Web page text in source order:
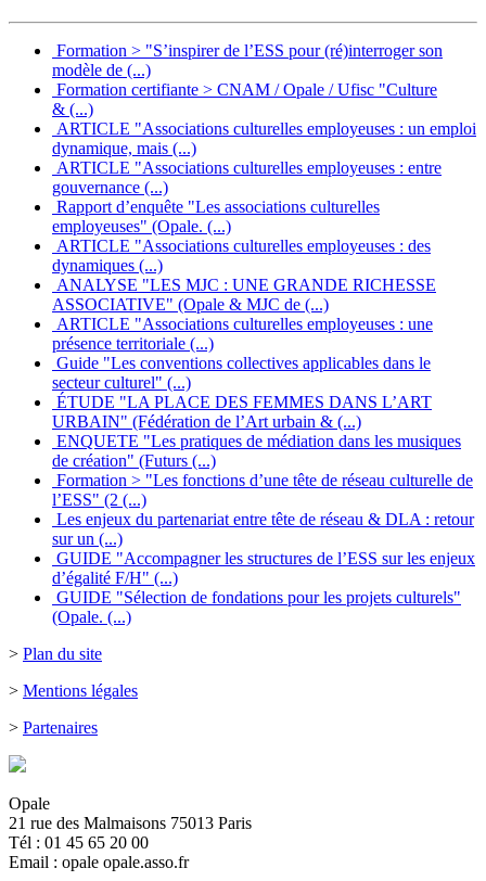
Formation > "S’inspirer de l’ESS pour (ré)interroger son
modèle de (...)
Formation certifiante > CNAM / Opale / Ufisc "Culture
& (...)
ARTICLE "Associations culturelles employeuses : un emploi
dynamique, mais (...)
ARTICLE "Associations culturelles employeuses : entre
gouvernance (...)
Rapport d’enquête "Les associations culturelles
employeuses" (Opale. (...)
ARTICLE "Associations culturelles employeuses : des
dynamiques (...)
ANALYSE "LES MJC : UNE GRANDE RICHESSE
ASSOCIATIVE" (Opale & MJC de (...)
ARTICLE "Associations culturelles employeuses : une
présence territoriale (...)
Guide "Les conventions collectives applicables dans le
secteur culturel" (...)
ÉTUDE "LA PLACE DES FEMMES DANS L’ART
URBAIN" (Fédération de l’Art urbain & (...)
ENQUETE "Les pratiques de médiation dans les musiques
de création" (Futurs (...)
Formation > "Les fonctions d’une tête de réseau culturelle de
l’ESS" (2 (...)
Les enjeux du partenariat entre tête de réseau & DLA : retour
sur un (...)
GUIDE "Accompagner les structures de l’ESS sur les enjeux
d’égalité F/H" (...)
GUIDE "Sélection de fondations pour les projets culturels"
(Opale. (...)
> Plan du site
> Mentions légales
> Partenaires
Opale
21 rue des Malmaisons 75013 Paris
Tél : 01 45 65 20 00
Email : opale opale.asso.fr